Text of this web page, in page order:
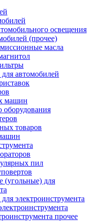
освещения
(прочее)
масла
автомобилей
машин
оборудования
товаров
пил
(угольные) для
электроинструмента
прочее